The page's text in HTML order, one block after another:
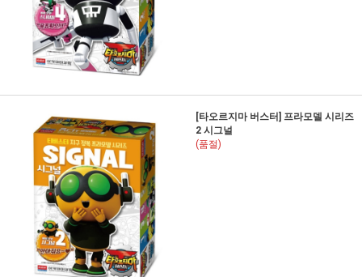
[타오르지마 버스터] 프라모델 시리즈
2 시그널
(품절)